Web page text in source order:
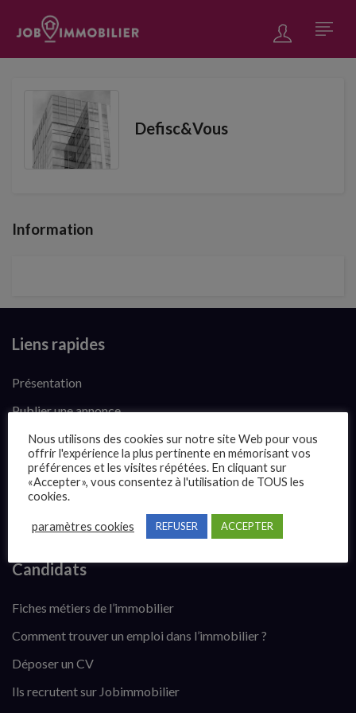
Defisc&Vous
Information
Liens rapides
Présentation
Publier une annonce
Offres d’emploi
Questions fréquentes
Blog
Contact
Candidats
Fiches métiers de l’immobilier
Comment trouver un emploi dans l’immobilier ?
Déposer un CV
Ils recrutent sur Jobimmobilier
Nous utilisons des cookies sur notre site Web pour vous
offrir l'expérience la plus pertinente en mémorisant vos
préférences et les visites répétées. En cliquant sur
«Accepter», vous consentez à l'utilisation de TOUS les
cookies.
paramètres cookies REFUSER ACCEPTER